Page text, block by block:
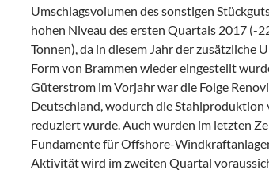
Umschlagsvolumen des sonstigen
hohen Niveau des ersten Quartals 2017 (-
Tonnen), da in diesem Jahr der zusätzliche
Form von Brammen wieder eingestellt
Güterstrom im Vorjahr war die Folge
Deutschland, wodurch die
reduziert wurde. Auch wurden im letzten
Fundamente für Offshore-
Aktivität wird im zweiten Quartal